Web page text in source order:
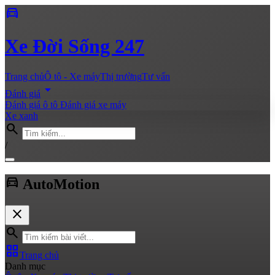
directions_car
Xe Đời Sống 247
Trang chủÔ tô - Xe máyThị trườngTư vấn
Đánh giá arrow_drop_down
Đánh giá ô tô Đánh giá xe máy
Xe xanh
search
/
directions_car AutoMotion
close
search
grid_viewTrang chủ
Danh mục